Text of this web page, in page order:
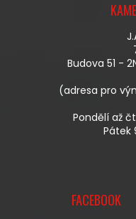
Budova 51 -
(adresa pro
Pondělí až
Pátek
FACEBOOK